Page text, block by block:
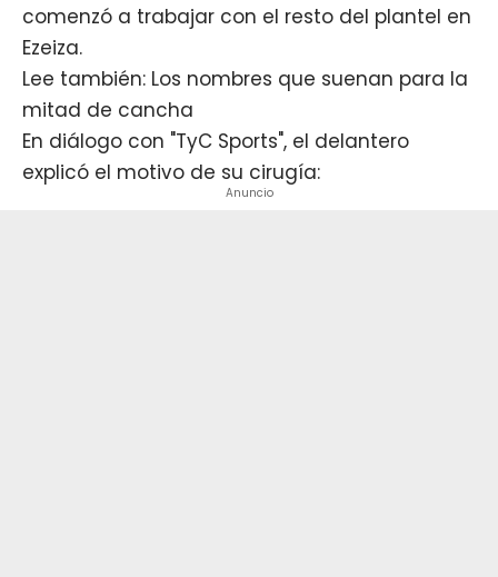
comenzó a trabajar con el resto del plantel en
Ezeiza.
Lee también: Los nombres que suenan para la
mitad de cancha
En diálogo con "TyC Sports", el delantero
explicó el motivo de su cirugía:
Anuncio